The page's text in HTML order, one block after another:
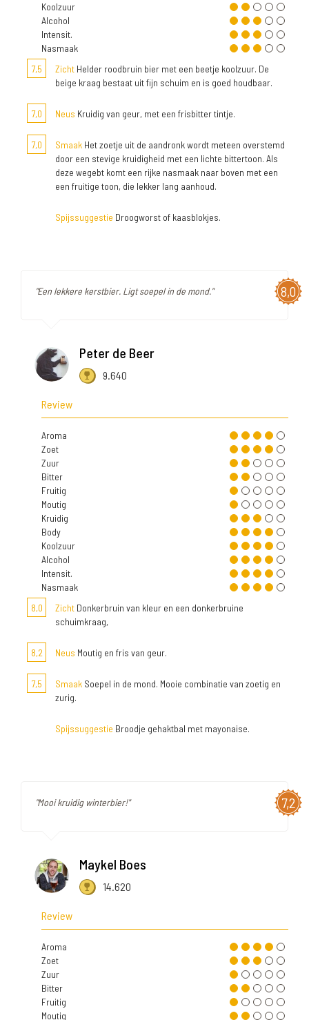
Koolzuur
Alcohol
Intensit.
Nasmaak
7,5
Zicht Helder roodbruin bier met een beetje koolzuur. De
beige kraag bestaat uit fijn schuim en is goed houdbaar.
7,0 Neus Kruidig van geur, met een frisbitter tintje.
7,0 Smaak Het zoetje uit de aandronk wordt meteen overstemd
door een stevige kruidigheid met een lichte bittertoon. Als
deze wegebt komt een rijke nasmaak naar boven met een
een fruitige toon, die lekker lang aanhoud.
Spijssuggestie Droogworst of kaasblokjes.
8,0
"Een lekkere kerstbier. Ligt soepel in de mond."
Peter de Beer
9.640
Review
Aroma
Zoet
Zuur
Bitter
Fruitig
Moutig
Kruidig
Body
Koolzuur
Alcohol
Intensit.
Nasmaak
8,0
Zicht Donkerbruin van kleur en een donkerbruine
schuimkraag,
8,2 Neus Moutig en fris van geur.
7,5 Smaak Soepel in de mond. Mooie combinatie van zoetig en
zurig.
Spijssuggestie Broodje gehaktbal met mayonaise.
7,2
"Mooi kruidig winterbier!"
Maykel Boes
14.620
Review
Aroma
Zoet
Zuur
Bitter
Fruitig
Moutig